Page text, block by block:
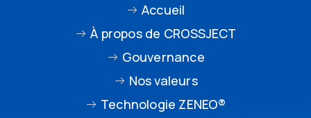
Accueil
À propos de CROSSJECT
Gouvernance
Nos valeurs
Technologie ZENEO®